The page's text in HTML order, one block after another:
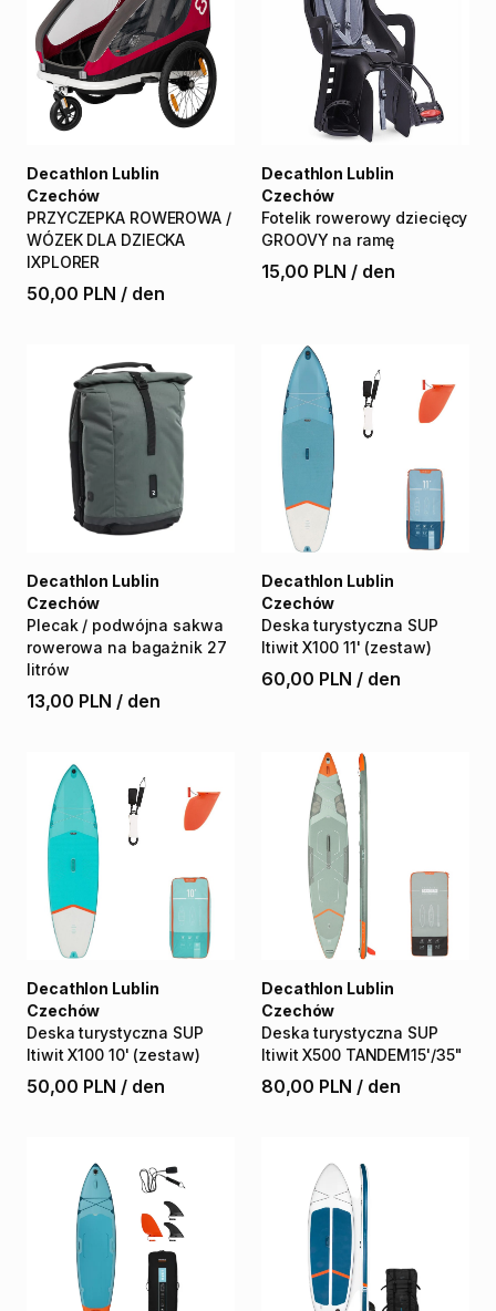
PRZYCZEPKA ROWEROWA ​/​
WÓZEK DLA DZIECKA
IXPLORER
Decathlon Lublin
Czechów
50,00 PLN / den
Fotelik rowerowy dziecięcy
GROOVY na ramę
Decathlon Lublin
Czechów
15,00 PLN / den
Plecak ​/​ podwójna sakwa
rowerowa na bagażnik 27
litrów
Decathlon Lublin
Czechów
13,00 PLN / den
Deska turystyczna SUP
Itiwit X100 11' (zestaw)
Decathlon Lublin
Czechów
60,00 PLN / den
Deska turystyczna SUP
Itiwit X100 10' (zestaw)
Decathlon Lublin
Czechów
50,00 PLN / den
Deska turystyczna SUP
Itiwit X500 TANDEM15'​/​35"
Decathlon Lublin
Czechów
80,00 PLN / den